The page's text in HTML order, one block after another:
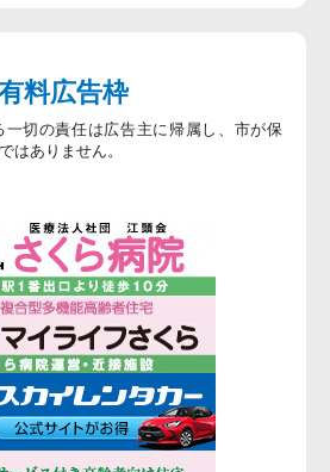
料広告枠
切の責任は広告主に帰属し、市が保
はありません。